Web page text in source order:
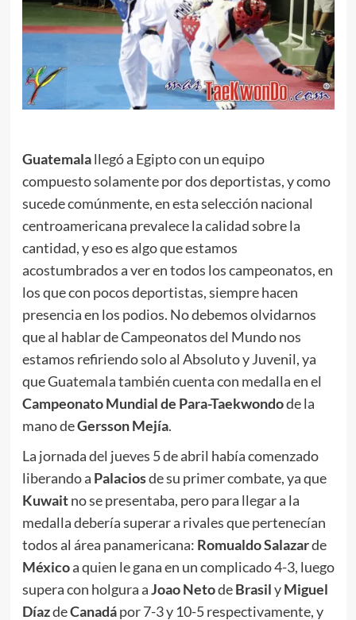
Guatemalallegó a Egipto con un equipo
compuesto solamente por dos deportistas, y como
sucede comúnmente, en esta selección nacional
centroamericana prevalece la calidad sobre la
cantidad, y eso es algo que estamos
acostumbrados a ver en todos los campeonatos, en
los que con pocos deportistas, siempre hacen
presencia en los podios. No debemos olvidarnos
que al hablar de Campeonatos del Mundo nos
estamos refiriendo solo al Absoluto y Juvenil, ya
que Guatemala también cuenta con medalla en el
Campeonato Mundial de Para-Taekwondode la
mano deGersson Mejía.
La jornada del jueves 5 de abril había comenzado
liberando a Palaciosde su primer combate, ya que
Kuwaitno se presentaba, pero para llegar a la
medalla debería superar a rivales que pertenecían
todos al área panamericana: RomualdoSalazarde
Méxicoa quien le gana en un complicado 4-3, luego
supera con holgura aJoao NetodeBrasilyMiguel
DíazdeCanadápor 7-3 y 10-5 respectivamente, y